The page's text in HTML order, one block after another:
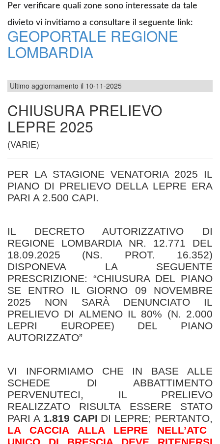
Per verificare quali zone sono interessate da tale
divieto vi invitiamo a consultare il seguente link:
GEOPORTALE REGIONE
LOMBARDIA
Ultimo aggiornamento il 10-11-2025
CHIUSURA PRELIEVO
LEPRE 2025
(VARIE)
PER LA STAGIONE VENATORIA 2025 IL
PIANO DI PRELIEVO DELLA LEPRE ERA
PARI A 2.500 CAPI.
IL DECRETO AUTORIZZATIVO DI
REGIONE LOMBARDIA NR. 12.771 DEL
18.09.2025 (NS. PROT. 16.352)
DISPONEVA LA SEGUENTE
PRESCRIZIONE: “CHIUSURA DEL PIANO
SE ENTRO IL GIORNO 09 NOVEMBRE
2025 NON SARÀ DENUNCIATO IL
PRELIEVO DI ALMENO IL 80% (N. 2.000
LEPRI EUROPEE) DEL PIANO
AUTORIZZATO”
VI INFORMIAMO CHE IN BASE ALLE
SCHEDE DI ABBATTIMENTO
PERVENUTECI, IL PRELIEVO
REALIZZATO RISULTA ESSERE STATO
PARI A 1.819 CAPI DI LEPRE; PERTANTO,
LA CACCIA ALLA LEPRE NELL’ATC